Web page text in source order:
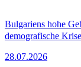
Bulgariens hohe
demografische Krise
28.07.2026